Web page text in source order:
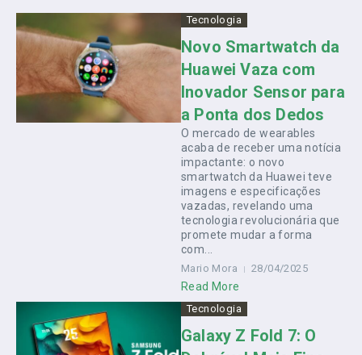
Tecnologia
Novo Smartwatch da
Huawei Vaza com
Inovador Sensor para
a Ponta dos Dedos
O mercado de wearables
acaba de receber uma notícia
impactante: o novo
smartwatch da Huawei teve
imagens e especificações
vazadas, revelando uma
tecnologia revolucionária que
promete mudar a forma
com...
Mario Mora 28/04/2025
Read More
Tecnologia
Galaxy Z Fold 7: O